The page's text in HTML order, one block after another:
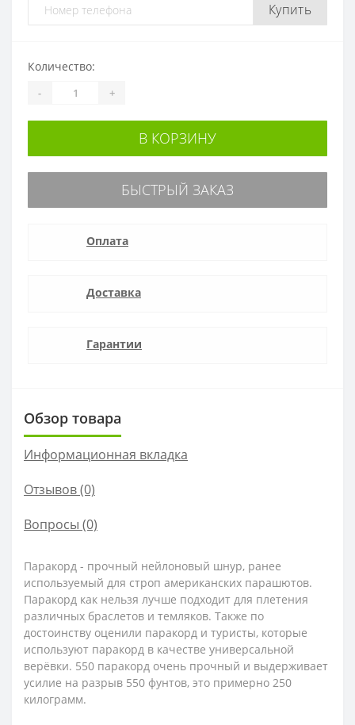
Купить
Количество:
- +
В КОРЗИНУ
БЫСТРЫЙ ЗАКАЗ
Оплата
Доставка
Гарантии
Обзор товара
Информационная вкладка
Отзывов (0)
Вопросы (0)
Паракорд - прочный нейлоновый шнур, ранее
используемый для строп американских парашютов.
Паракорд как нельзя лучше подходит для плетения
различных браслетов и темляков. Также по
достоинству оценили паракорд и туристы, которые
используют паракорд в качестве универсальной
верёвки. 550 паракорд очень прочный и выдерживает
усилие на разрыв 550 фунтов, это примерно 250
килограмм.